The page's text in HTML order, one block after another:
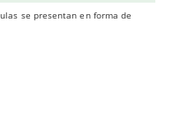
se presentan en forma de